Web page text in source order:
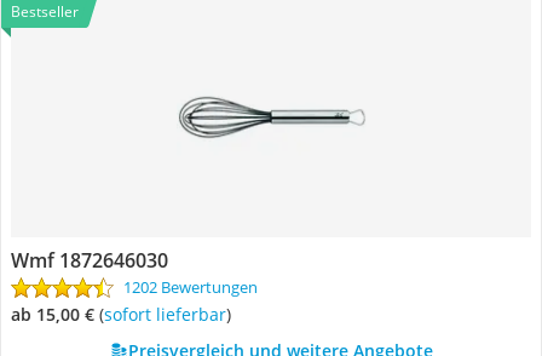
Bestseller
Wmf 1872646030
1202 Bewertungen
ab 15,00 € ( Sofort lieferbar)
Preisvergleich und weitere Angebote